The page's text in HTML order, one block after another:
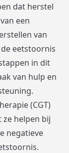
dat herstel
een
van
eetstoornis
in dit
van hulp en
(CGT)
helpen bij
negatieve